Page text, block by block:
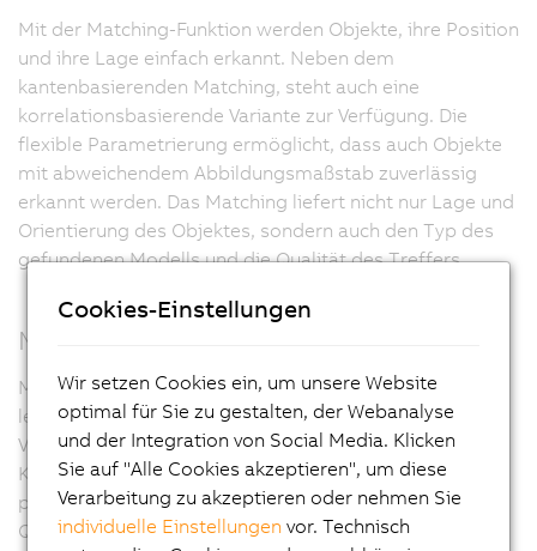
Mit der Matching-Funktion werden Objekte, ihre Position
und ihre Lage einfach erkannt. Neben dem
kantenbasierenden Matching, steht auch eine
korrelationsbasierende Variante zur Verfügung. Die
flexible Parametrierung ermöglicht, dass auch Objekte
mit abweichendem Abbildungsmaßstab zuverlässig
erkannt werden. Das Matching liefert nicht nur Lage und
Orientierung des Objektes, sondern auch den Typ des
gefundenen Modells und die Qualität des Treffers.
Measurement (Metrology)
Mit Measurement stellt mapp Vision ein
leistungsfähiges und hochgenaues Messinstrument zur
Verfügung. Kanten entlang von Linien oder
Kreissegmenten werden subpixelgenau gemessen. Die
präzise Ermittlung von Abständen und Radien zur
Qualitätskontrolle oder zur Positionierung /
Cookies-Einstellungen
Wir setzen Cookies ein, um unsere Website
optimal für Sie zu gestalten, der Webanalyse
und der Integration von Social Media. Klicken
Sie auf "Alle Cookies akzeptieren", um diese
Verarbeitung zu akzeptieren oder nehmen Sie
individuelle Einstellungen vor. Technisch